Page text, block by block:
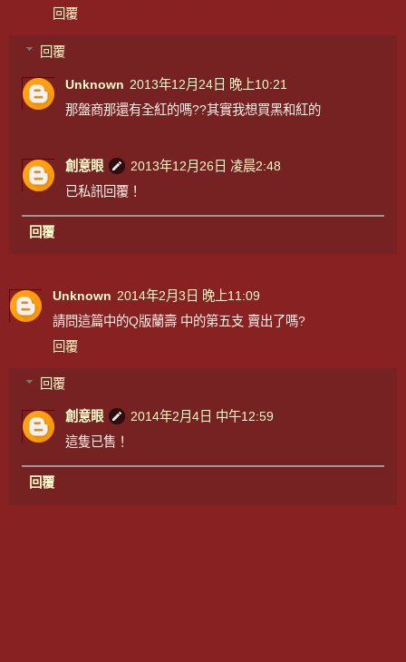
回覆
回覆
Unknown 2013年12月24日 晚上10:21
那盤商那還有全紅的嗎??其實我想買黑和紅的
創意眼
2013年12月26日 凌晨2:48
已私訊回覆！
回覆
Unknown 2014年2月3日 晚上11:09
請問這篇中的Q版蘭壽 中的第五支 賣出了嗎?
回覆
回覆
創意眼
2014年2月4日 中午12:59
這隻已售！
回覆